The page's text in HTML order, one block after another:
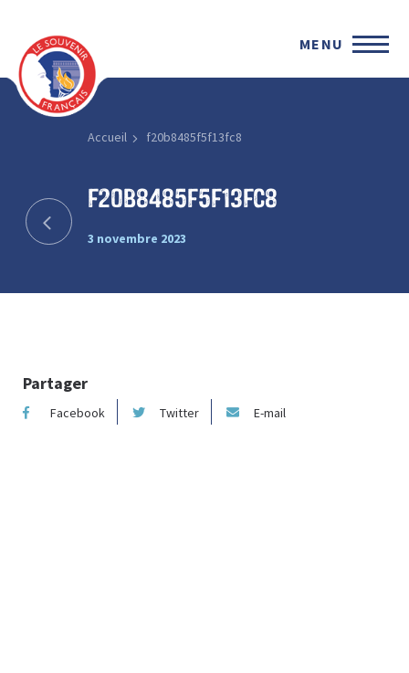
MENU
Accueil f20b8485f5f13fc8
f20b8485f5f13fc8
3 novembre 2023
Partager
Facebook Twitter E-mail